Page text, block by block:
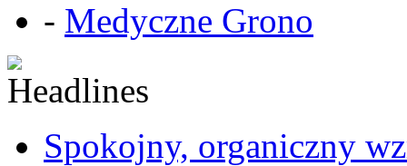
- Medyczne Grono
Spokojny, organiczny